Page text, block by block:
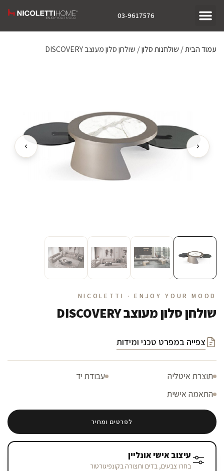
03-9617576
עמוד הבית/ שולחנות סלון/ שולחן סלון מעוצב DISCOVERY
NICOLETTI · ENJOY YOUR MOOD
שולחן סלון מעוצב DISCOVERY
צפייה במפרט טכני ומידות
תוצרת איטליה
עבודת יד
התאמה אישית
לפרטים ומחיר
עיצוב אישי אונליין
בחרו צבעים, בדים ותצורה בקונפיגורטור